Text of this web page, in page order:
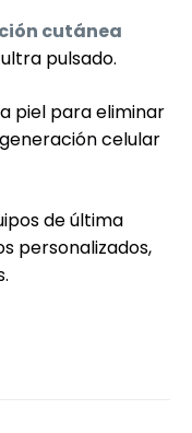
cutánea
pulsado.
piel para eliminar
celular
de última
personalizados,